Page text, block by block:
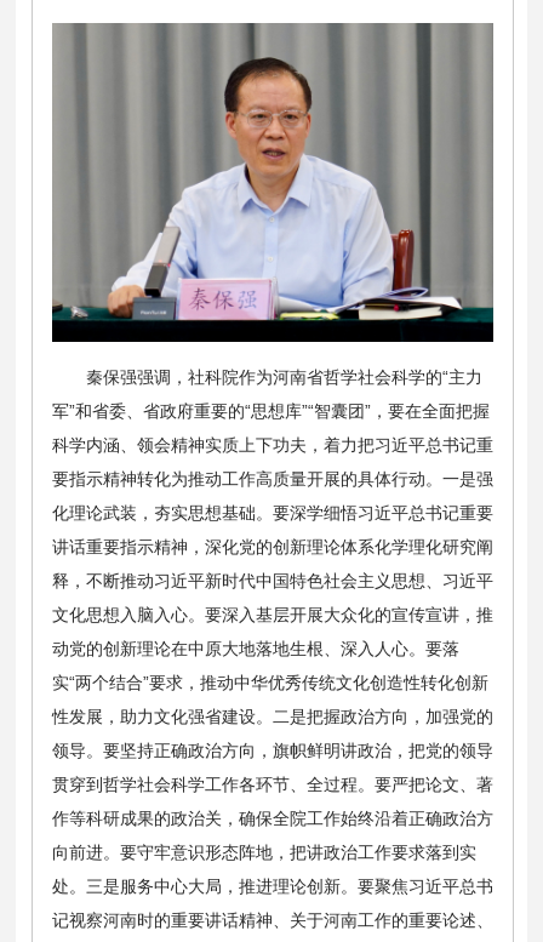
秦保强强调，社科院作为河南省哲学社会科学的“主力
军”和省委、省政府重要的“思想库”“智囊团”，要在全面把握
科学内涵、领会精神实质上下功夫，着力把习近平总书记重
要指示精神转化为推动工作高质量开展的具体行动。一是强
化理论武装，夯实思想基础。要深学细悟习近平总书记重要
讲话重要指示精神，深化党的创新理论体系化学理化研究阐
释，不断推动习近平新时代中国特色社会主义思想、习近平
文化思想入脑入心。要深入基层开展大众化的宣传宣讲，推
动党的创新理论在中原大地落地生根、深入人心。要落
实“两个结合”要求，推动中华优秀传统文化创造性转化创新
性发展，助力文化强省建设。二是把握政治方向，加强党的
领导。要坚持正确政治方向，旗帜鲜明讲政治，把党的领导
贯穿到哲学社会科学工作各环节、全过程。要严把论文、著
作等科研成果的政治关，确保全院工作始终沿着正确政治方
向前进。要守牢意识形态阵地，把讲政治工作要求落到实
处。三是服务中心大局，推进理论创新。要聚焦习近平总书
记视察河南时的重要讲话精神、关于河南工作的重要论述、